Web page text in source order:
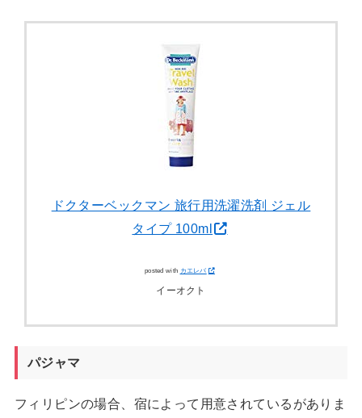
ドクターベックマン 旅行用洗濯洗剤 ジェル
タイプ 100ml
posted with カエレバ
イーオクト
パジャマ
フィリピンの場合、宿によって用意されているがありま